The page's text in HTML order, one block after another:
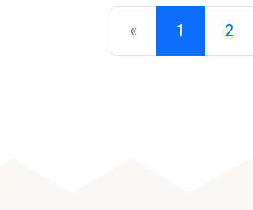
« 1 2